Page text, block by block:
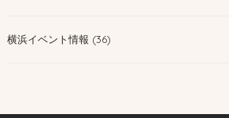
横浜イベント情報 (36)